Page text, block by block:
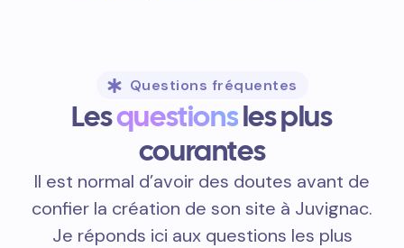
Questions fréquentes
Lesquestionsles plus
courantes
Il est normal d’avoir des doutes avant de
confier la création de son site à Juvignac.
Je réponds ici aux questions les plus